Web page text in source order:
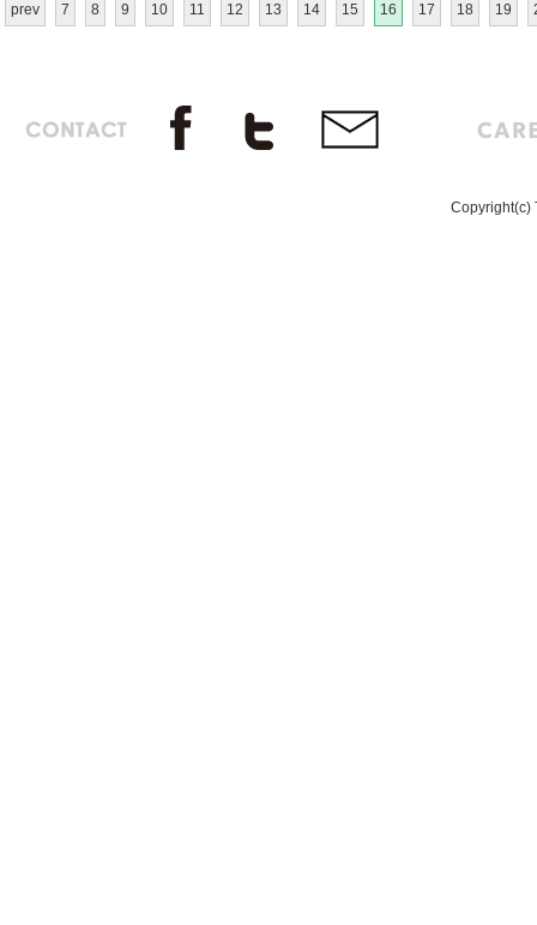
prev 7 8 9 10 11 12 13 14 15 16 17 18 19
Copyright(c)